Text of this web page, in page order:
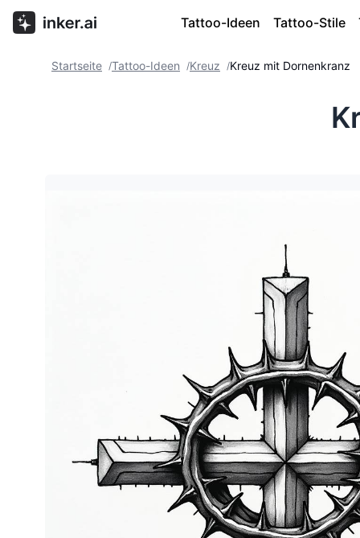
Tattoo-Ideen Tattoo-Stile
Startseite /Tattoo-Ideen /Kreuz /Kreuz mit Dornenkranz